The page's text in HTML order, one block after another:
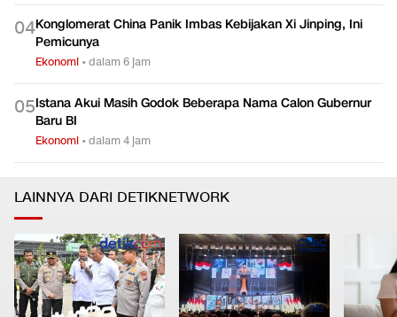
04Konglomerat China Panik Imbas Kebijakan Xi Jinping, Ini
Pemicunya
Ekonomi •dalam 6 jam
05Istana Akui Masih Godok Beberapa Nama Calon Gubernur
Baru BI
Ekonomi •dalam 4 jam
LAINNYA DARI DETIKNETWORK